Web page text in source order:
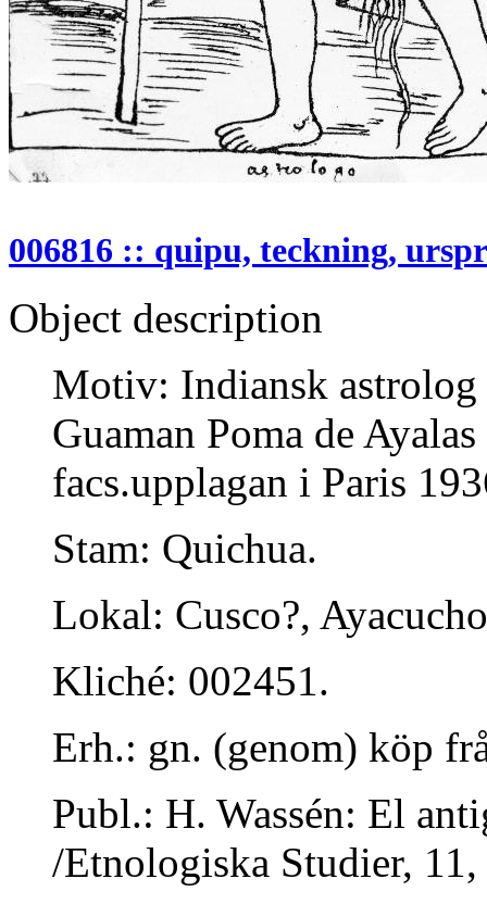
006816 :: quipu, teckning,
Object description
Motiv: Indiansk
Guaman Poma de
facs.upplagan i Paris
Stam: Quichua.
Lokal: Cusco?,
Kliché: 002451.
Erh.: gn. (genom) köp
Publ.: H. Wassén: El
/Etnologiska Studier,